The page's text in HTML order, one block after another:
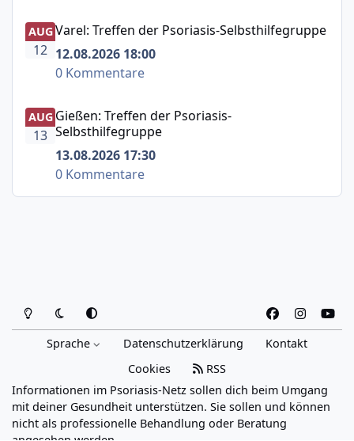
Varel: Treffen der Psoriasis-Selbsthilfegruppe
AUG
12
Varel: Treffen der Psoriasis-Selbsthilfegruppe
12.08.2026 18:00
0 Kommentare
Gießen: Treffen der Psoriasis-Selbsthilfegruppe
AUG
13
Gießen: Treffen der Psoriasis-
Selbsthilfegruppe
13.08.2026 17:30
0 Kommentare
Heller ModusDunkler Modus
Systemeinstellung
a
b
o
o
n
s
a
g
o
u
b
Sprache Datenschutzerklärung
Kontakt
Cookies
RSS
Informationen im Psoriasis-Netz sollen dich beim Umgang
mit deiner Gesundheit unterstützen. Sie sollen und können
nicht als professionelle Behandlung oder Beratung